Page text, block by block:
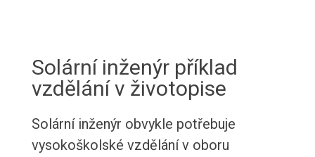
Solární inženýr příklad
vzdělání v životopise
Solární inženýr obvykle potřebuje
vysokoškolské vzdělání v oboru